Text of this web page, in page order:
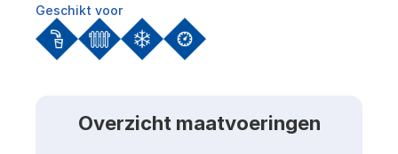
Geschikt voor
Overzicht maatvoeringen